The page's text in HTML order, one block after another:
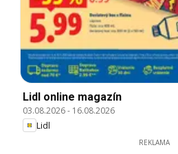
Lidl online magazín
03.08.2026- 16.08.2026
Lidl
REKLAMA